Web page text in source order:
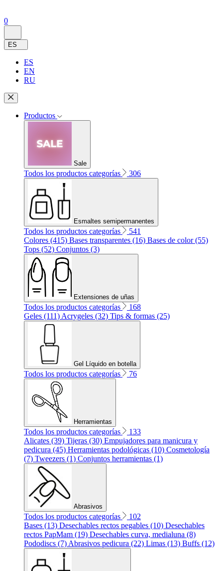
0
ES
ES
EN
RU
Productos
Sale
Todos los productos categorías 306
Esmaltes semipermanentes
Todos los productos categorías
541
Colores (415) Bases transparentes (16) Bases de color (55)
Tops (52) Conjuntos (3)
Extensiones de uñas
Todos los productos categorías
168
Geles (111) Acrygeles (32) Tips & formas (25)
Gel Líquido en botella
Todos los productos categorías 76
Herramientas
Todos los productos categorías
133
Alicates (39) Tijeras (30) Empujadores para manicura y
pedicura (45) Herramientas podológicas (10) Cosmetología
(7) Tweezers (1) Conjuntos herramientas (1)
Abrasivos
Todos los productos categorías
102
Bases (13) Desechables rectos pegables (10) Desechables
rectos PapMam (19) Desechables curva, medialuna (8)
Pododiscs (7) Abrasivos pedicura (22) Limas (13) Buffs (12)